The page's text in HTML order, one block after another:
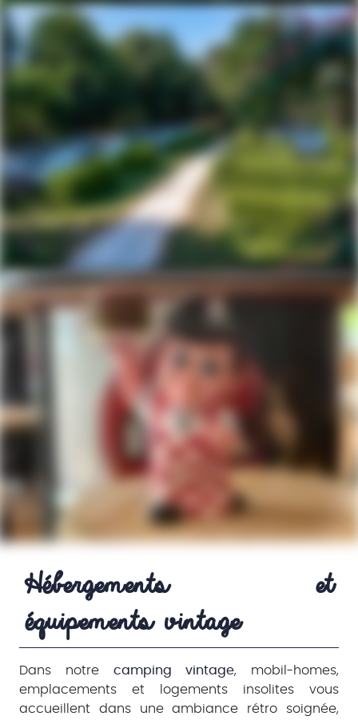
Hébergements et
équipements vintage
Dans notre camping vintage, mobil-homes,
emplacements et logements insolites vous
accueillent dans une ambiance rétro soignée,